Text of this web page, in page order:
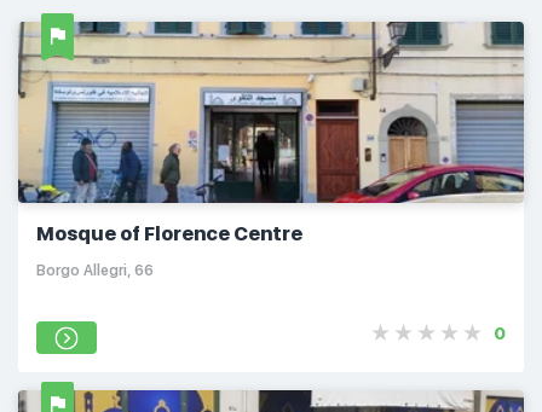
Mosque of Florence Centre
Borgo Allegri, 66
0